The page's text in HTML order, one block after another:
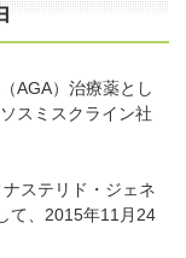
AGA）治療薬とし
スミスクライン社
ステリド・ジェネ
て、2015年11月24